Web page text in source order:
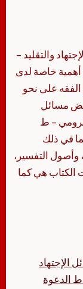
والتقليد –
خاصة لدى
على نحو
مسائل
– ط
في ذلك
وأصول التفسير،
الكتاب هي كما
الإجتهاد
ط الدعوة